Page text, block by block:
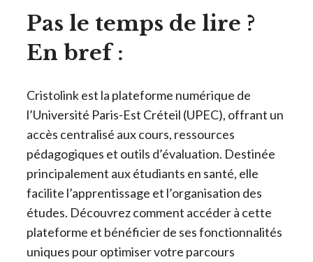
Pas le temps de lire ?
En bref :
Cristolink est la plateforme numérique de
l’Université Paris-Est Créteil (UPEC), offrant un
accès centralisé aux cours, ressources
pédagogiques et outils d’évaluation. Destinée
principalement aux étudiants en santé, elle
facilite l’apprentissage et l’organisation des
études. Découvrez comment accéder à cette
plateforme et bénéficier de ses fonctionnalités
uniques pour optimiser votre parcours